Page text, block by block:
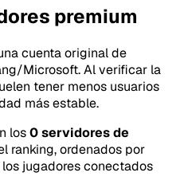
premium
cuenta original de
Microsoft. Al verificar la
tener menos usuarios
más estable.
los0 servidores de
ranking, ordenados por
jugadores conectados